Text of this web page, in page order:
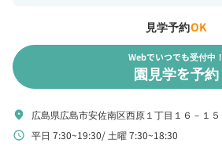
見学予約OK
Webでいつでも受付中！
園見学を予約
location_on 広島県広島市安佐南区西原１丁目１６－１５
schedule 平日 7:30~19:30 土曜 7:30~18:30